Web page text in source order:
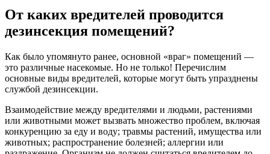
От каких вредителей проводится
дезинсекция помещений?
Как было упомянуто ранее, основной «враг» помещений —
это различные насекомые. Но не только! Перечислим
основные виды вредителей, которые могут быть упразднены
службой дезинсекции.
Взаимодействие между вредителями и людьми, растениями
или животными может вызвать множество проблем, включая
конкуренцию за еду и воду; травмы растений, имущества или
животных; распространение болезней; аллергии или